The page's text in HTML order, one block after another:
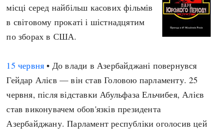
місці серед найбільш касових фільмів
в світовому прокаті і шістнадцятим
по зборах в США.
15 червня • До влади в Азербайджані повернувся
Гейдар Алієв — він став Головою парламенту. 25
червня, після відставки Абульфаза Ельчибея, Алієв
став виконувачем обов'язків президента
Азербайджану. Парламент республіки оголосив цей